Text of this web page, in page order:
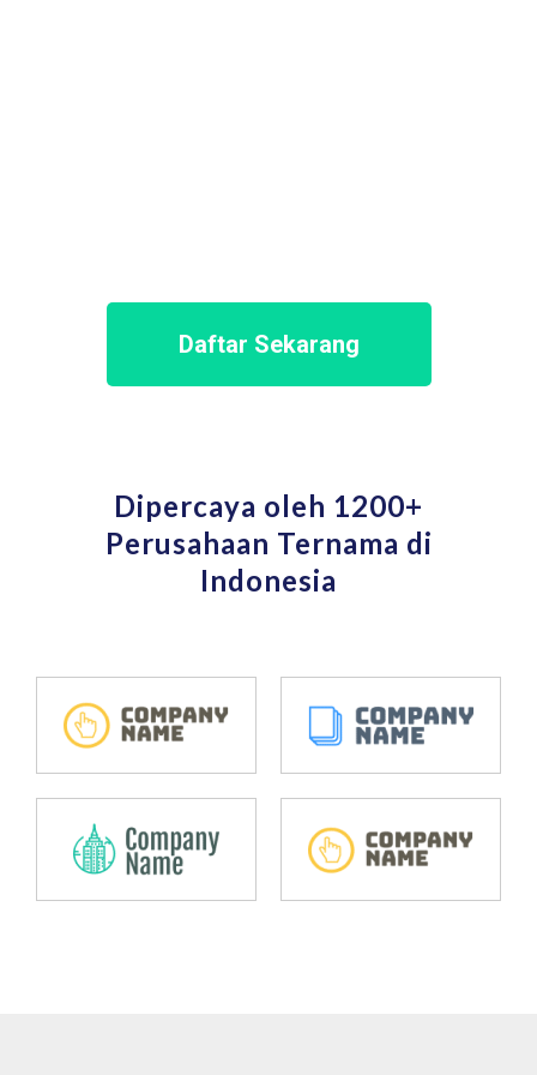
Daftar Sekarang
Dipercaya oleh 1200+
Perusahaan Ternama di
Indonesia